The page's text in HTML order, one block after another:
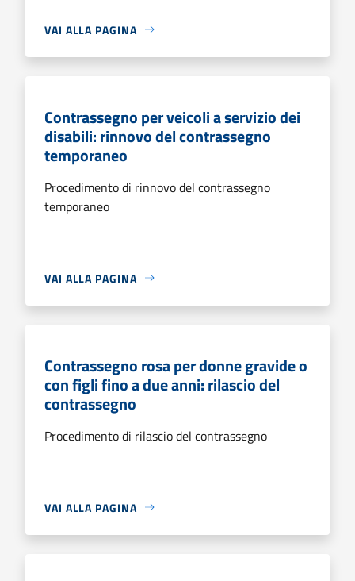
VAI ALLA PAGINA
Contrassegno per veicoli a servizio dei
disabili: rinnovo del contrassegno
temporaneo
Procedimento di rinnovo del contrassegno
temporaneo
VAI ALLA PAGINA
Contrassegno rosa per donne gravide o
con figli fino a due anni: rilascio del
contrassegno
Procedimento di rilascio del contrassegno
VAI ALLA PAGINA